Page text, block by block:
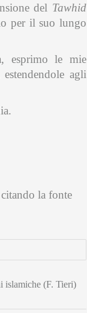
del Tawhid
per il suo lungo
esprimo le mie
agli
la fonte
islamiche (F. Tieri)